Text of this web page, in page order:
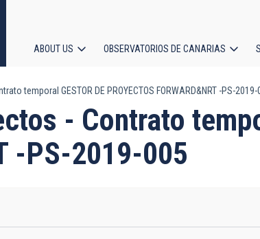
navigation
ABOUT US OBSERVATORIOS DE CANARIAS
temporal GESTOR DE PROYECTOS FORWARD&NRT -PS-2019-
- Contrato
-PS-2019-005